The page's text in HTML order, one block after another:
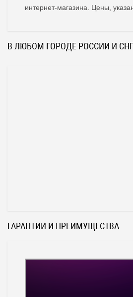
интернет-магазина. Цены,
В ЛЮБОМ ГОРОДЕ РОССИИ И
ГАРАНТИИ И ПРЕИМУЩЕСТВА